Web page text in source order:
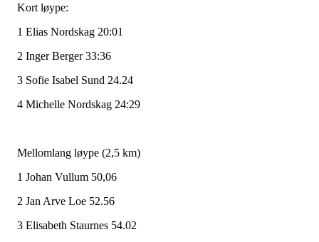
Kort løype:
1 Elias Nordskag 20:01
2 Inger Berger 33:36
3 Sofie Isabel Sund 24.24
4 Michelle Nordskag 24:29
Mellomlang løype (2,5 km)
1 Johan Vullum 50,06
2 Jan Arve Loe 52.56
3 Elisabeth Staurnes 54.02